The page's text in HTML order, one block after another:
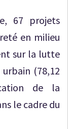
67 projets
en milieu
sur la lutte
(78,12
de la
le cadre du